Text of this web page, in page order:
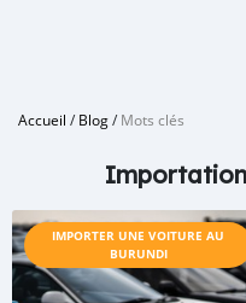
Accueil /Blog/Mots clés
IMPORTER UNE VOITURE AU
BURUNDI